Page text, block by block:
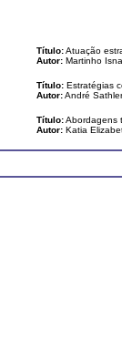
Título:Atuação
Autor: Martinho
Título: Estratégias
Autor:André
Título:Abordagens
Autor: Katia